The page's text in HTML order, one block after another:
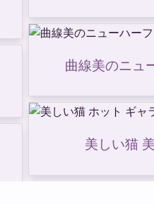
曲線美のニュ
美しい猫